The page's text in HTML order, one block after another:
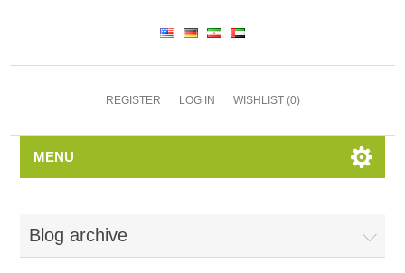
REGISTER LOG IN WISHLIST (0)
MENU
Blog archive